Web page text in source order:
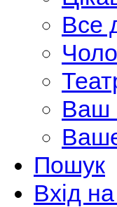
Все
Ваш
Пошук
Вхід